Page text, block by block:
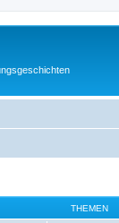
THEMEN